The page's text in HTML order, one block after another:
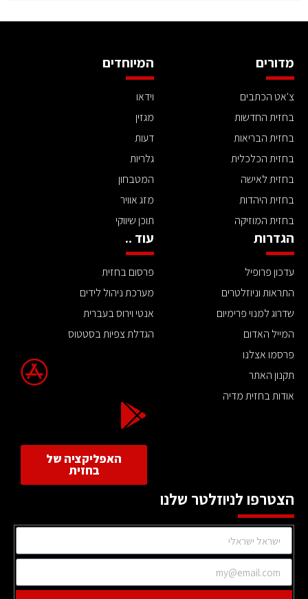
מדורים
צ'אט הכתבים
בחזית החדשות
בחזית הבריאות
בחזית הכלכלית
בחזית לאישה
בחזית היהדות
בחזית המוזיקה
המיוחדים
וידאו
מגזין
דעות
גלריות
המטבחון
מזג אוויר
תוכן שיווקי
הגדרות
עדכון פרופיל
התראות וניוזלטרים
שדרוג למנוי פרימיום
המייל האדום
פרסמו אצלנו
תקנון האתר
אודות בחזית מדיה
עוד ..
פרסום בחזית
מערכת ניהול לידים
אנטי וירוס בעברית
הגדלת צפיות בסטטוס
האפליקציה של
בחזית
הצטרפו לניוזלטר שלנו